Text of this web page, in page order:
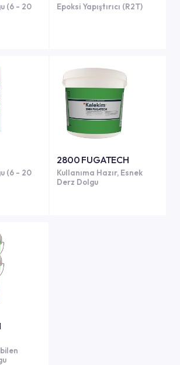
(6 - 20
Epoksi Yapıştırıcı (R2T)
(6 - 20
2800 FUGATECH
Kullanıma Hazır, Esnek
Derz Dolgu